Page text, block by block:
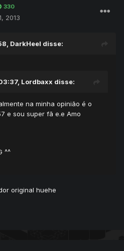
330
2013
DarkHeel disse:
Lordbaxx disse:
na minha opinião é o
e sou super fã e.e Amo
^^
original huehe